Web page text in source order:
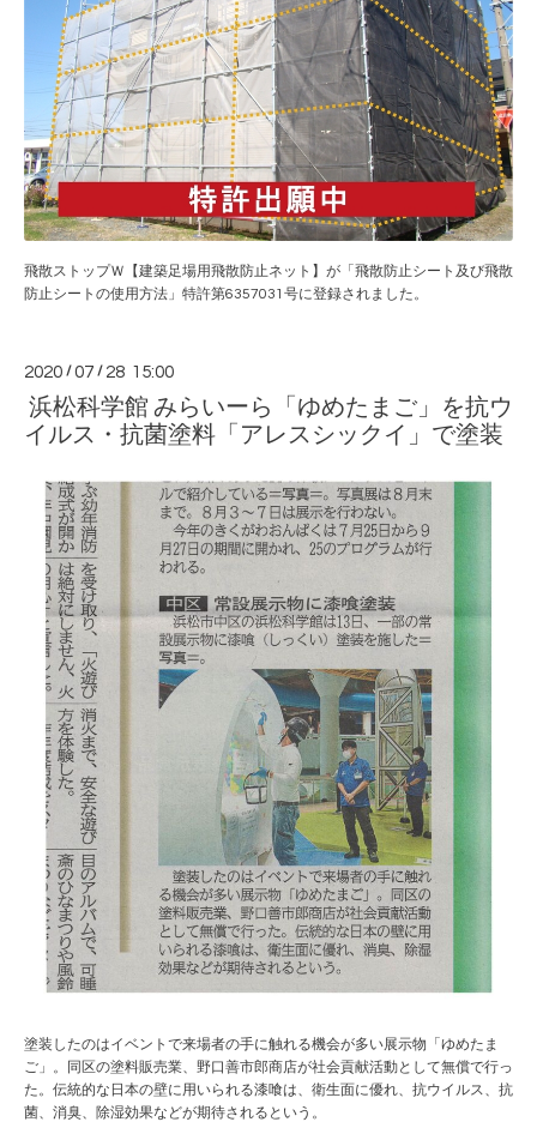
飛散ストップＷ【建築足場用飛散防止ネット】が「飛散防止シート及び飛散
防止シートの使用方法」特許第6357031号に登録されました。
2020 /07 / 28 15:00
浜松科学館 みらいーら「ゆめたまご」を抗ウ
イルス・抗菌塗料「アレスシックイ」で塗装
塗装したのはイベントで来場者の手に触れる機会が多い展示物「ゆめたま
ご」。同区の塗料販売業、野口善市郎商店が社会貢献活動として無償で行っ
た。伝統的な日本の壁に用いられる漆喰は、衛生面に優れ、抗ウイルス、抗
菌、消臭、除湿効果などが期待されるという。